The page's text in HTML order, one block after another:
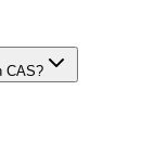
CAS?